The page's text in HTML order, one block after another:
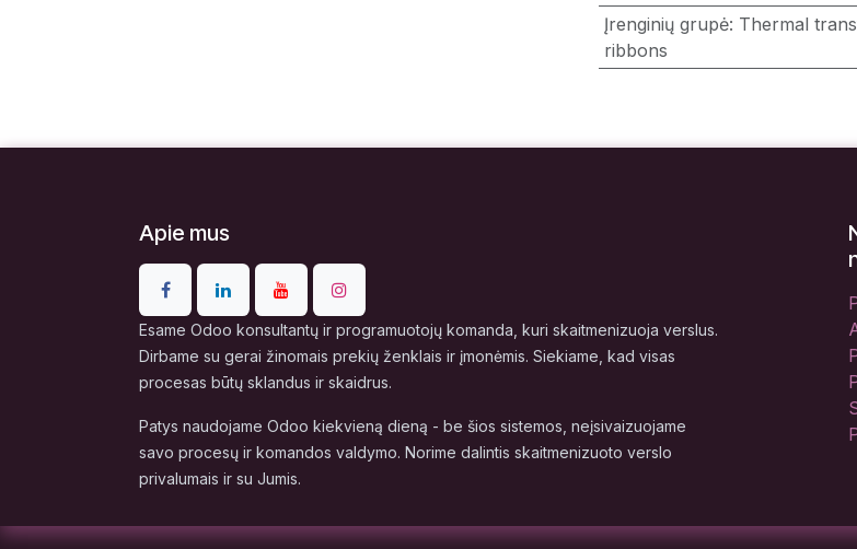
Įrenginių grupė: Thermal
ribbons
Apie mus
Esame Odoo konsultantų ir programuotojų komanda, kuri skaitmenizuoja verslus.
Dirbame su gerai žinomais prekių ženklais ir įmonėmis. Siekiame, kad visas
procesas būtų sklandus ir skaidrus.
Patys naudojame Odoo kiekvieną dieną - be šios sistemos, neįsivaizuojame
savo procesų ir komandos valdymo. Norime dalintis skaitmenizuoto verslo
privalumais ir su Jumis.